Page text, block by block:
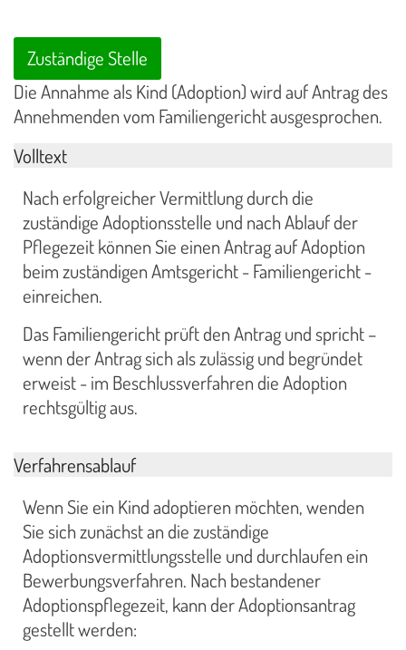
Zuständige Stelle
Die Annahme als Kind (Adoption) wird auf Antrag des
Annehmenden vom Familiengericht ausgesprochen.
Volltext
Nach erfolgreicher Vermittlung durch die
zuständige Adoptionsstelle und nach Ablauf der
Pflegezeit können Sie einen Antrag auf Adoption
beim zuständigen Amtsgericht - Familiengericht -
einreichen.
Das Familiengericht prüft den Antrag und spricht –
wenn der Antrag sich als zulässig und begründet
erweist - im Beschlussverfahren die Adoption
rechtsgültig aus.
Verfahrensablauf
Wenn Sie ein Kind adoptieren möchten, wenden
Sie sich zunächst an die zuständige
Adoptionsvermittlungsstelle und durchlaufen ein
Bewerbungsverfahren. Nach bestandener
Adoptionspflegezeit, kann der Adoptionsantrag
gestellt werden: